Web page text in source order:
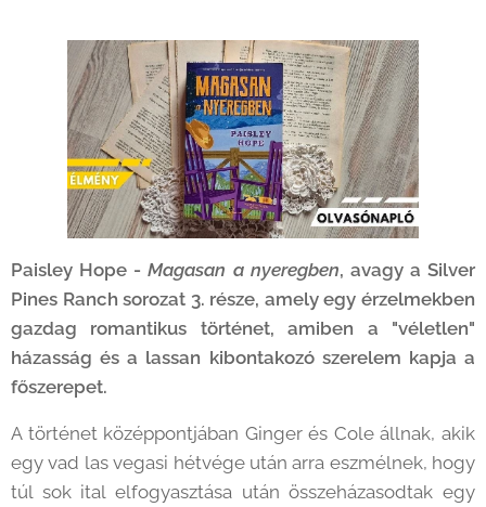
Paisley Hope - Magasan a nyeregben, avagy a Silver
Pines Ranch sorozat 3. része, amely egy érzelmekben
gazdag romantikus történet, amiben a "véletlen"
házasság és a lassan kibontakozó szerelem kapja a
főszerepet.
A történet középpontjában Ginger és Cole állnak, akik
egy vad las vegasi hétvége után arra eszmélnek, hogy
túl sok ital elfogyasztása után összeházasodtak egy